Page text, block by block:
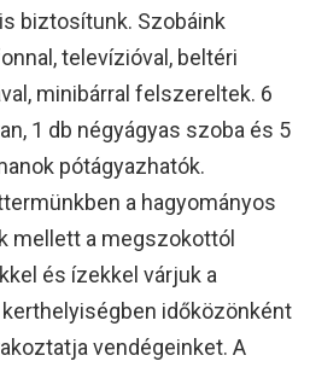
biztosítunk. Szobáink
televízióval, beltéri
minibárral felszereltek. 6
1 db négyágyas szoba és 5
pótágyazhatók.
a hagyományos
mellett a megszokottól
és ízekkel várjuk a
időközönként
vendégeinket. A